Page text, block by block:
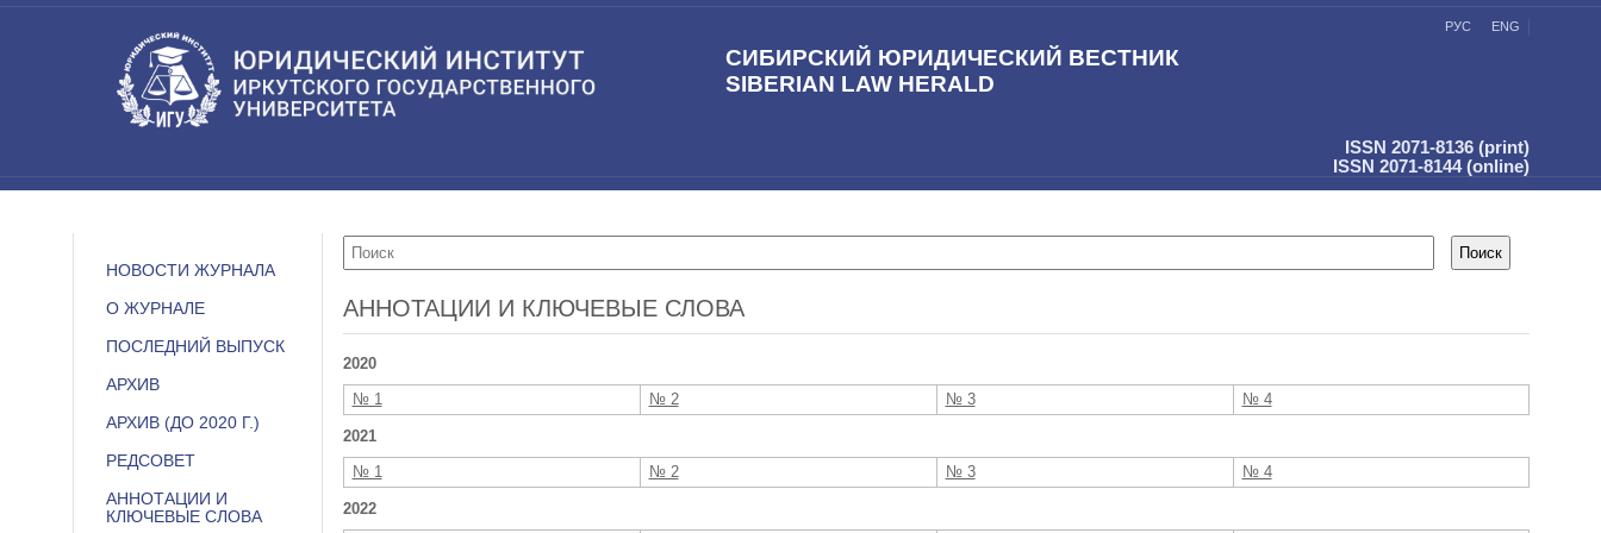
РУС ENG
СИБИРСКИЙ ЮРИДИЧЕСКИЙ ВЕСТНИК
SIBERIAN LAW HERALD
ISSN 2071-8136 (print)
ISSN 2071-8144 (online)
НОВОСТИ ЖУРНАЛА
О ЖУРНАЛЕ
ПОСЛЕДНИЙ ВЫПУСК
АРХИВ
АРХИВ (ДО 2020 Г.)
РЕДСОВЕТ
АННОТАЦИИ И
КЛЮЧЕВЫЕ СЛОВА
АННОТАЦИИ И КЛЮЧЕВЫЕ СЛОВА
2020
№ 1
№ 2 № 3 № 4
2021
№ 1
№ 2 № 3 № 4
2022